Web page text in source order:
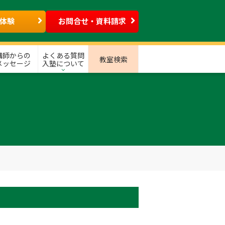
験 お問合せ・資料請求
師からの
ッセージ
よくある質問
入塾について
教室検索